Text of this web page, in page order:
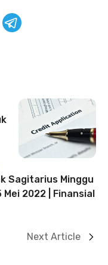
Sagitarius Minggu
Mei 2022 | Finansial
Next Article